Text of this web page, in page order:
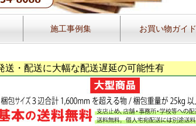
施工事例集 お買い物ガイド
・配送に大幅な配送遅延の可能性有